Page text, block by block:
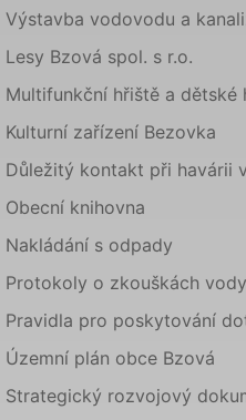
Výstavba vodovodu a
Lesy Bzová spol. s r.o.
Multifunkční hřiště a dětské
Kulturní zařízení Bezovka
Důležitý kontakt při havárii
Obecní knihovna
Nakládání s odpady
Protokoly o zkouškách
Pravidla pro poskytování
Územní plán obce Bzová
Strategický rozvojový